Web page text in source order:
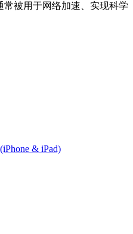
被用于网络加速、实现科学
& iPad)